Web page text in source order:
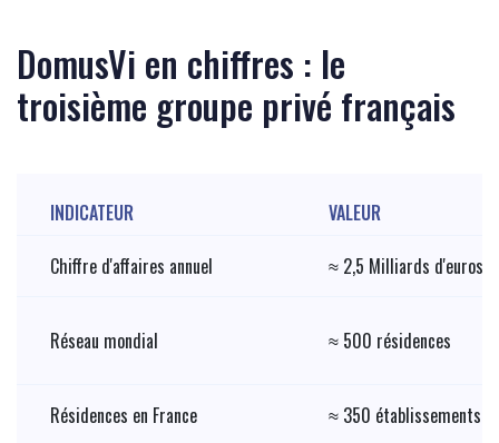
DomusVi en chiffres : le
troisième groupe privé français
INDICATEUR
VALEUR
Chiffre d'affaires annuel
≈ 2,5 Milliards d'euros
Réseau mondial ≈ 500 résidences
Résidences en France ≈ 350 établissements